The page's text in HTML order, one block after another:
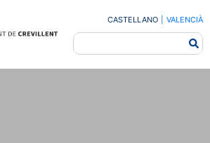
CASTELLANO VALENCIÀ